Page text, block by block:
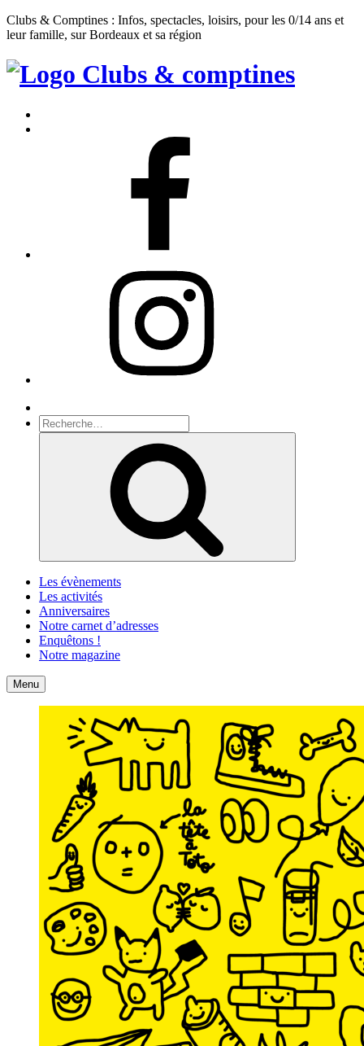
Clubs & Comptines : Infos, spectacles, loisirs, pour les 0/14 ans et
leur famille, sur Bordeaux et sa région
Clubs
Comptines
Recherche
pour
Les évènements
Les activités
Anniversaires
Notre carnet d’adresses
Enquêtons !
Notre magazine
Accueil
Menu Contact